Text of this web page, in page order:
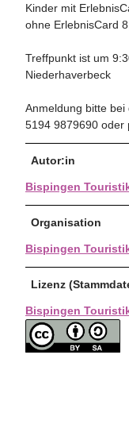
Kinder mit
ohne ErlebnisCard
Treffpunkt ist um
Niederhaverbeck
Anmeldung bitte bei
5194 9879690 oder
Autor:in
Bispingen
Organisation
Bispingen
Lizenz
Bispingen